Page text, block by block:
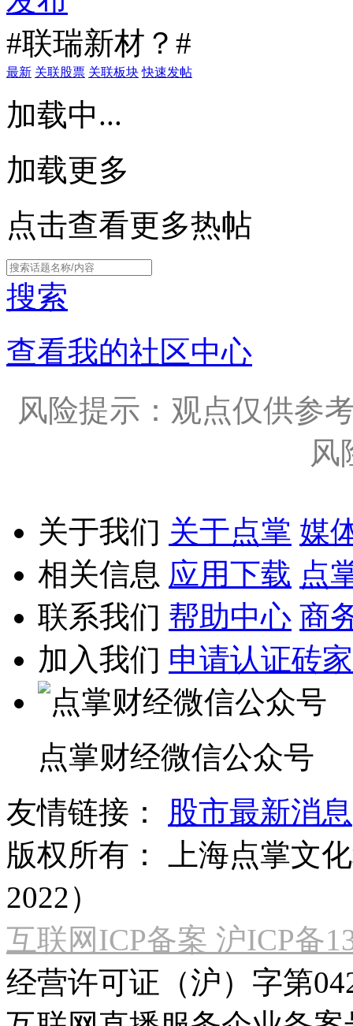
#联瑞新材？#
最新 关联股票 关联板块 快速发帖
加载中...
加载更多
点击查看更多热帖
搜索
查看我的社区中心
风险提示：观点仅供参
风
关于我们 关于点掌 媒
相关信息 应用下载 点
联系我们 帮助中心 商
加入我们 申请认证砖家
点掌财经微信公众号
友情链接：
股市最新消息
版权所有：
上海点掌文
2022）
互联网ICP备案 沪ICP备
经营许可证（沪）字第